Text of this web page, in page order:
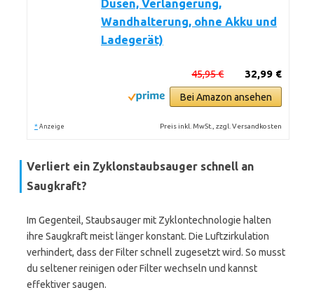
Düsen, Verlängerung,
Wandhalterung, ohne Akku und
Ladegerät)
32,99 €
45,95 €
Bei Amazon ansehen
* Anzeige Preis inkl. MwSt., zzgl. Versandkosten
Verliert ein Zyklonstaubsauger schnell an
Saugkraft?
Im Gegenteil, Staubsauger mit Zyklontechnologie halten
ihre Saugkraft meist länger konstant. Die Luftzirkulation
verhindert, dass der Filter schnell zugesetzt wird. So musst
du seltener reinigen oder Filter wechseln und kannst
effektiver saugen.